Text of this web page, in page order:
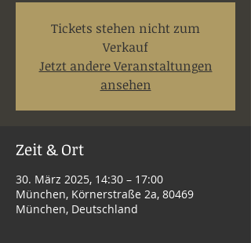
Tickets stehen nicht zum
Verkauf
Jetzt andere Veranstaltungen
ansehen
Zeit & Ort
30. März 2025, 14:30 – 17:00
München, Körnerstraße 2a, 80469
München, Deutschland